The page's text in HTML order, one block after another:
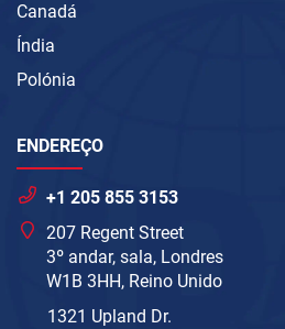
Canadá
Índia
Polónia
ENDEREÇO
+1 205 855 3153
207 Regent Street
3º andar, sala, Londres
W1B 3HH, Reino Unido
1321 Upland Dr.